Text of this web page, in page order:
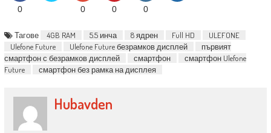
0 0 0 0
Тагове 4GB RAM 5.5 инча 8 ядрен Full HD
ULEFONE
Ulefone Future
Ulefone Future безрамков дисплей
първият
смартфон с безрамков дисплей
смартфон
смартфон Ulefone
Future
смартфон без рамка на дисплея
Hubavden